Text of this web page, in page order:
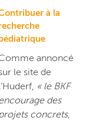
à la
annoncé
le site de
« le BKF
des
concrets,